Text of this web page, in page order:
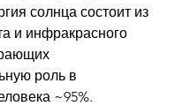
солнца состоит из
и инфракрасного
роль в
~95%.